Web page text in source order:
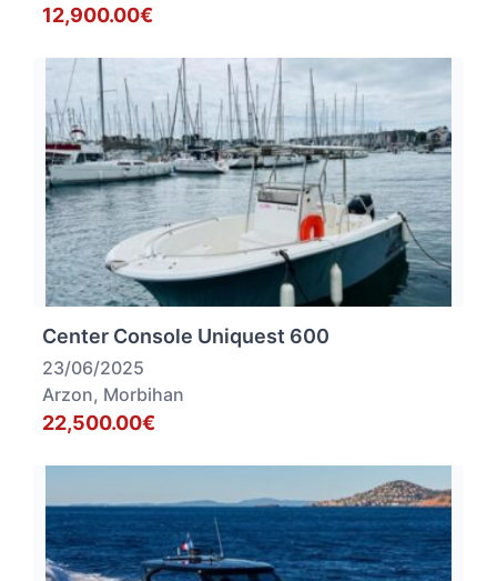
12,900.00€
Center Console Uniquest 600
23/06/2025
Arzon, Morbihan
22,500.00€